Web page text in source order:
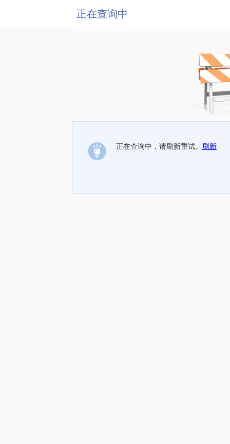
正在查询中
正在查询中，请刷新重试。 刷新